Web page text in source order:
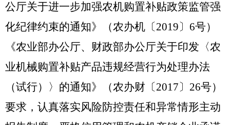
公厅关于进一步加强农机购置补贴政策监管强
化纪律约束的通知》（农办机〔2019〕 6号）
《农业部办公厅、财政部办公厅关于印发〈农
业机械购置补贴产品违规经营行为处理办法
（试行）〉的通知》（农办财〔2017〕 26号）
要求，认真落实风险防控责任和异常情形主动